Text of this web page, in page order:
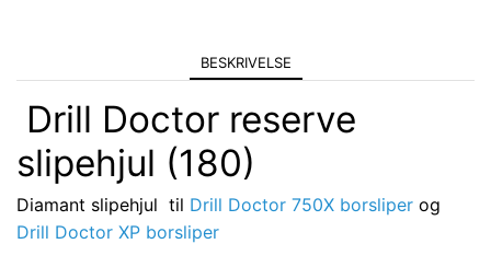
BESKRIVELSE
Drill Doctor reserve
slipehjul (180)
Diamant slipehjul til Drill Doctor 750X borsliper og
Drill Doctor XP borsliper